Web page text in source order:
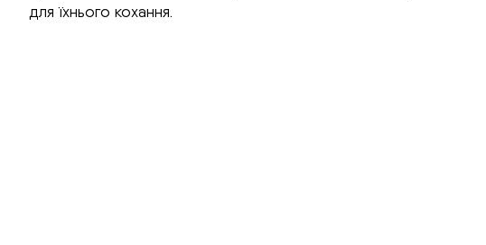
для їхнього кохання.